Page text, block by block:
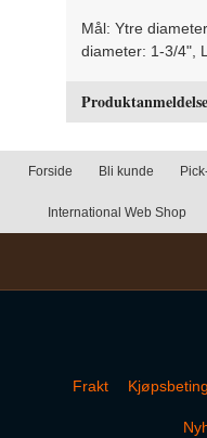
Mål: Ytre
diameter: 1-3/4",
Forside Bli kunde
International Web Shop
Frakt